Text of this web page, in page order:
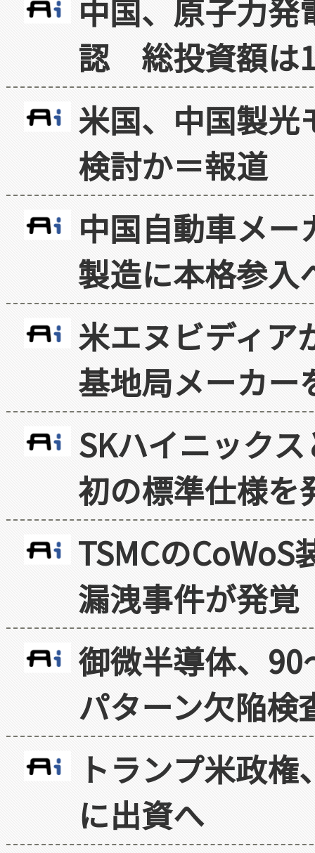
中国、原子力
認 総投資額は
米国、中国製光
検討か＝報道
中国自動車メ
製造に本格参入
米エヌビディア
基地局メーカー
SKハイニック
初の標準仕様を
TSMCの
漏洩事件が発覚
御微半導体、
パターン欠陥検
トランプ米政
に出資へ